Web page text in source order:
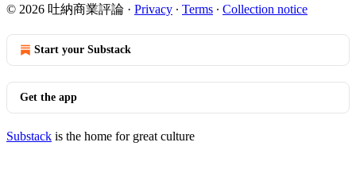
© 2026 吐納商業評論 · Privacy ∙ Terms ∙ Collection notice
Start your Substack
Get the app
Substack is the home for great culture